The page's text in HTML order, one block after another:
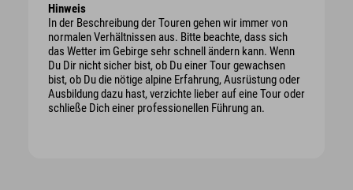
Hinweis
In der Beschreibung der Touren gehen wir immer von
normalen Verhältnissen aus. Bitte beachte, dass sich
das Wetter im Gebirge sehr schnell ändern kann. Wenn
Du Dir nicht sicher bist, ob Du einer Tour gewachsen
bist, ob Du die nötige alpine Erfahrung, Ausrüstung oder
Ausbildung dazu hast, verzichte lieber auf eine Tour oder
schließe Dich einer professionellen Führung an.